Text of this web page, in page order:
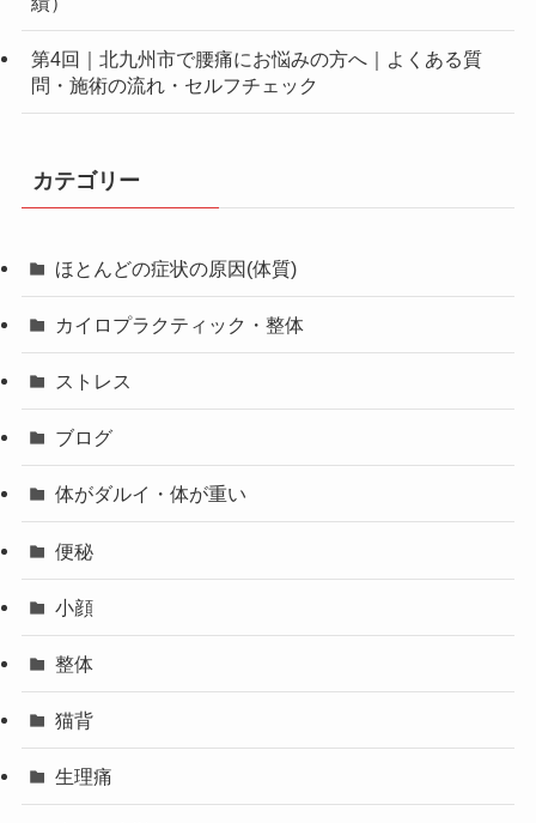
第4回｜北九州市で腰痛にお悩みの方へ｜よくある質
問・施術の流れ・セルフチェック
カテゴリー
ほとんどの症状の原因(体質)
カイロプラクティック・整体
ストレス
ブログ
体がダルイ・体が重い
便秘
小顔
整体
猫背
生理痛